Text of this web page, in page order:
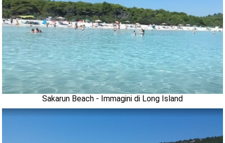
Sakarun Beach - Immagini di Long Island